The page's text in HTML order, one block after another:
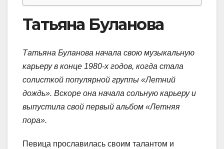
Татьяна Буланова
Татьяна Буланова начала свою музыкальную
карьеру в конце 1980-х годов, когда стала
солисткой популярной группы «Летний
дождь». Вскоре она начала сольную карьеру и
выпустила свой первый альбом «Летняя
пора».
Певица прославилась своим талантом и